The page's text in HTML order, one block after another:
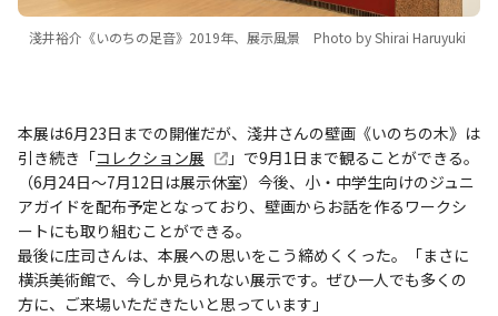
淺井裕介《いのちの足音》2019年、展示風景 Photo by Shirai Haruyuki
本展は6月23日までの開催だが、淺井さんの壁画《いのちの木》は
引き続き「コレクション展
」で9月1日まで観ることができる。
（6月24日～7月12日は展示休室）今後、小・中学生向けのジュニ
アガイドを配布予定となっており、壁画からお話を作るワークシ
ートにも取り組むことができる。
最後に庄司さんは、本展への思いをこう締めくくった。「まさに
横浜美術館で、今しか見られない展示です。ぜひ一人でも多くの
方に、ご来場いただきたいと思っています」